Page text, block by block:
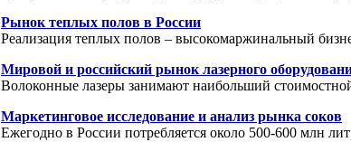
Рынок теплых полов в России
Реализация теплых полов – высокомаржинальный
Мировой и российский рынок лазерного
Волоконные лазеры занимают наибольший
Маркетинговое исследование и анализ рынка соков
Ежегодно в России потребляется около 500-600 млн